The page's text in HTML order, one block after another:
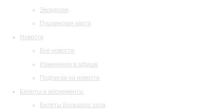
Экскурсии
Пушкинская карта
Новости
Все новости
Изменения в афише
Подписка на новости
Билеты и абонементы
Билеты Большого зала